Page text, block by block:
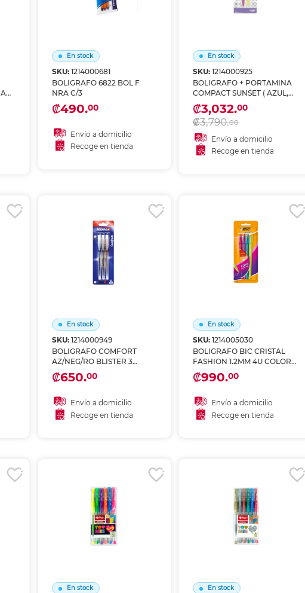
En stock
SKU: 1214000681
BOLIGRAFO 6822 BOL F
NRA C/3
₡490.00
Envío a domicilio
Recoge en tienda
En stock
SKU: 1214000925
BOLIGRAFO + PORTAMINA
COMPACT SUNSET ( AZUL,
MINA 0.5MM)
₡3,032.00
₡3,790.00
Envío a domicilio
Recoge en tienda
En stock
SKU: 1214000949
BOLIGRAFO COMFORT
AZ/NEG/RO BLISTER 3
UNIDADES
₡650.00
Envío a domicilio
Recoge en tienda
En stock
SKU: 1214005030
BOLIGRAFO BIC CRISTAL
FASHION 1.2MM 4U COLOR
SURTIDO
₡990.00
Envío a domicilio
Recoge en tienda
En stock En stock